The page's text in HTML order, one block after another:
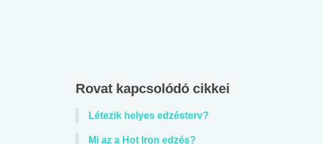
Rovat kapcsolódó cikkei
Létezik helyes edzésterv?
Mi az a Hot Iron edzés?